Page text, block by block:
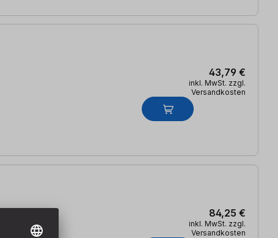
43,79 €
inkl. MwSt. zzgl.
Versandkosten
84,25 €
inkl. MwSt. zzgl.
Versandkosten